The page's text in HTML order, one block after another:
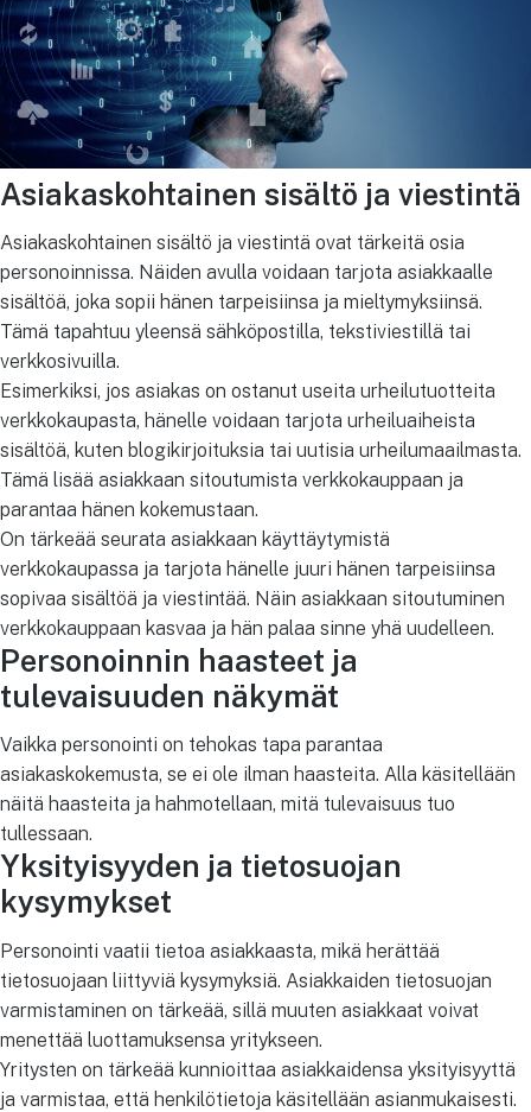
Asiakaskohtainen sisältö ja viestintä
Asiakaskohtainen sisältö ja viestintä ovat tärkeitä osia
personoinnissa. Näiden avulla voidaan tarjota asiakkaalle
sisältöä, joka sopii hänen tarpeisiinsa ja mieltymyksiinsä.
Tämä tapahtuu yleensä sähköpostilla, tekstiviestillä tai
verkkosivuilla.
Esimerkiksi, jos asiakas on ostanut useita urheilutuotteita
verkkokaupasta, hänelle voidaan tarjota urheiluaiheista
sisältöä, kuten blogikirjoituksia tai uutisia urheilumaailmasta.
Tämä lisää asiakkaan sitoutumista verkkokauppaan ja
parantaa hänen kokemustaan.
On tärkeää seurata asiakkaan käyttäytymistä
verkkokaupassa ja tarjota hänelle juuri hänen tarpeisiinsa
sopivaa sisältöä ja viestintää. Näin asiakkaan sitoutuminen
verkkokauppaan kasvaa ja hän palaa sinne yhä uudelleen.
Personoinnin haasteet ja
tulevaisuuden näkymät
Vaikka personointi on tehokas tapa parantaa
asiakaskokemusta, se ei ole ilman haasteita. Alla käsitellään
näitä haasteita ja hahmotellaan, mitä tulevaisuus tuo
tullessaan.
Yksityisyyden ja tietosuojan
kysymykset
Personointi vaatii tietoa asiakkaasta, mikä herättää
tietosuojaan liittyviä kysymyksiä. Asiakkaiden tietosuojan
varmistaminen on tärkeää, sillä muuten asiakkaat voivat
menettää luottamuksensa yritykseen.
Yritysten on tärkeää kunnioittaa asiakkaidensa yksityisyyttä
ja varmistaa, että henkilötietoja käsitellään asianmukaisesti.